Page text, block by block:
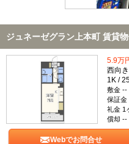
ジュネーゼグラン上本町 賃貸
5.9万
西向
1K /
敷金 --
保証金
礼金 1
償却 --
Webでお問合せ